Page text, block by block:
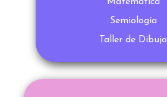
Semiología
Taller de Dibujo